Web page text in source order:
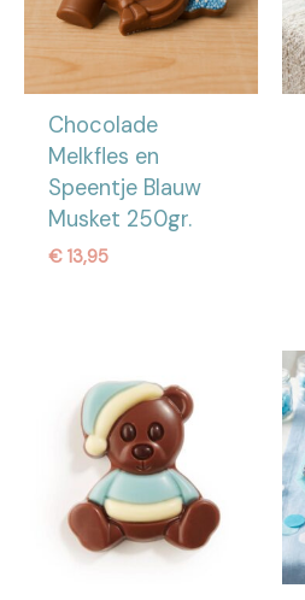
Chocolade
Melkfles en
Speentje Blauw
Musket 250gr.
€13,95